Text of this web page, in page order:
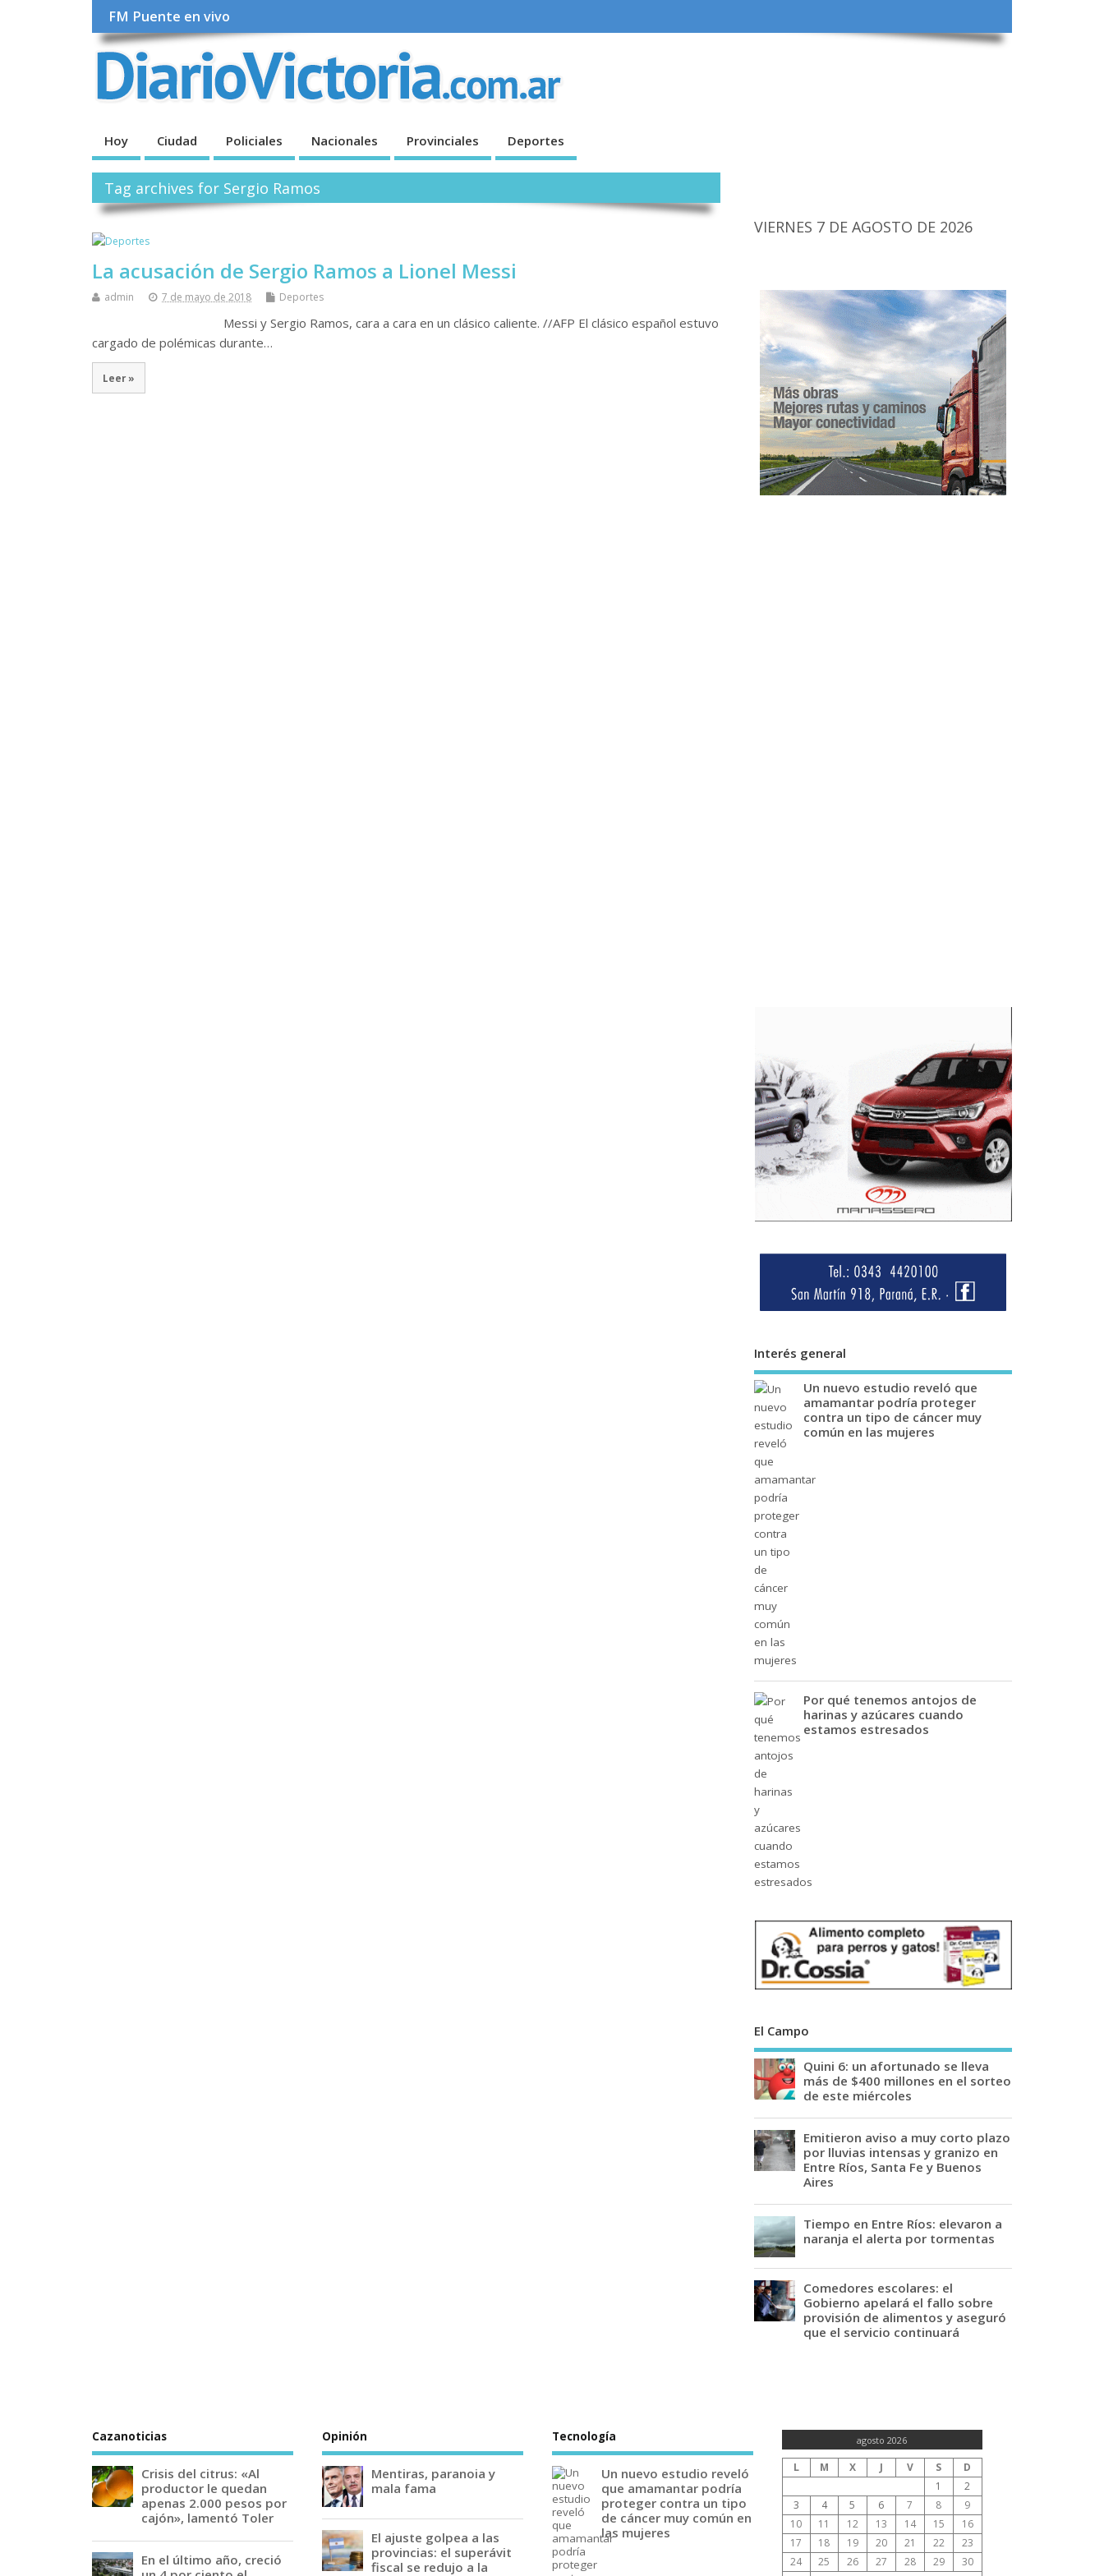
FM Puente en vivo
Hoy Ciudad Policiales Nacionales Provinciales Deportes
Tag archives for Sergio Ramos
La acusación de Sergio Ramos a Lionel Messi
admin 7 de mayo de 2018 Deportes
Messi y Sergio Ramos, cara a cara en un clásico caliente. //AFP El clásico español estuvo
cargado de polémicas durante…
Leer »
VIERNES 7 DE AGOSTO DE 2026
Interés general
Un nuevo estudio reveló que
amamantar podría proteger
contra un tipo de cáncer muy
común en las mujeres
Por qué tenemos antojos de
harinas y azúcares cuando
estamos estresados
El Campo
Quini 6: un afortunado se lleva
más de $400 millones en el sorteo
de este miércoles
Emitieron aviso a muy corto plazo
por lluvias intensas y granizo en
Entre Ríos, Santa Fe y Buenos
Aires
Tiempo en Entre Ríos: elevaron a
naranja el alerta por tormentas
Comedores escolares: el
Gobierno apelará el fallo sobre
provisión de alimentos y aseguró
que el servicio continuará
Cazanoticias
Crisis del citrus: «Al
productor le quedan
apenas 2.000 pesos por
cajón», lamentó Toler
En el último año, creció
Opinión
Mentiras, paranoia y
mala fama
El ajuste golpea a las
provincias: el superávit
fiscal se redujo a la
Tecnología
Un nuevo estudio reveló
que amamantar podría
proteger contra un tipo
de cáncer muy común en
las mujeres
agosto 2026
L M X J V S
D
1
2
3
4 5 6 7 8
9
10
11 12 13 14 15
16
17
18 19 20 21 22
23
24
25 26 27 28 29
30